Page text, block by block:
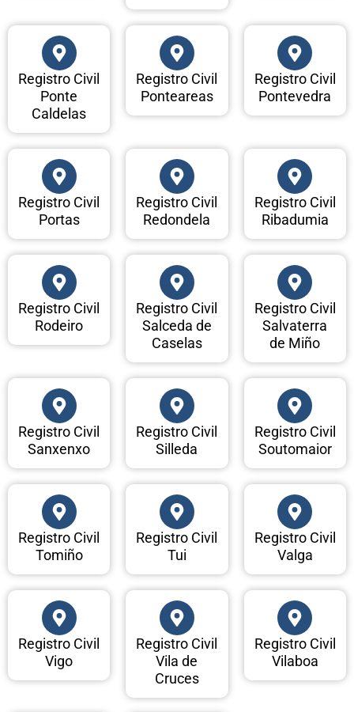
Registro Civil
Ponte
Caldelas
Registro Civil
Ponteareas
Registro Civil
Pontevedra
Registro Civil
Portas
Registro Civil
Redondela
Registro Civil
Ribadumia
Registro Civil
Rodeiro
Registro Civil
Salceda de
Caselas
Registro Civil
Salvaterra
de Miño
Registro Civil
Sanxenxo
Registro Civil
Silleda
Registro Civil
Soutomaior
Registro Civil
Tomiño
Registro Civil
Tui
Registro Civil
Valga
Registro Civil
Vigo
Registro Civil
Vila de
Cruces
Registro Civil
Vilaboa